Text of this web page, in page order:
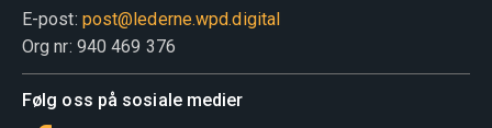
E-post: post@lederne.wpd.digital
Org nr: 940 469 376
Følg oss på sosiale medier